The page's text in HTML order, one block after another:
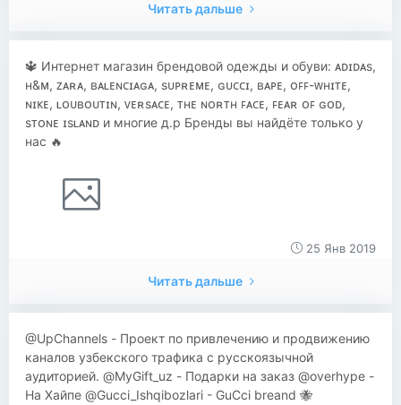
Читать дальше
🔱 Интернет магазин брендовой одежды и обуви: ᴀᴅɪᴅᴀs,
ʜ&ᴍ, ᴢᴀʀᴀ, ʙᴀʟᴇɴᴄɪᴀɢᴀ, sᴜᴘʀᴇᴍᴇ, ɢᴜᴄᴄɪ, ʙᴀᴘᴇ, ᴏꜰꜰ-ᴡʜɪᴛᴇ,
ɴɪᴋᴇ, ʟᴏᴜʙᴏᴜᴛɪɴ, ᴠᴇʀsᴀᴄᴇ, ᴛʜᴇ ɴᴏʀᴛʜ ꜰᴀᴄᴇ, ꜰᴇᴀʀ ᴏꜰ ɢᴏᴅ,
sᴛᴏɴᴇ ɪsʟᴀɴᴅ и многие д.р Бренды вы найдёте только у
нас 🔥
25 Янв 2019
Читать дальше
@UpChannels - Проект по привлечению и продвижению
каналов узбекского трафика с русскоязычной
аудиторией. @MyGift_uz - Подарки на заказ @overhype -
На Хайпе @Gucci_Ishqibozlari - GuCci breand 🐝